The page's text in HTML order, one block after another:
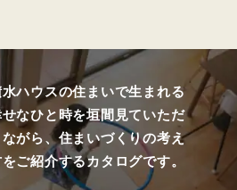
ハウスの住まいで生まれる
なひと時を垣間見ていただ
ながら、住まいづくりの考え
ご紹介するカタログです。